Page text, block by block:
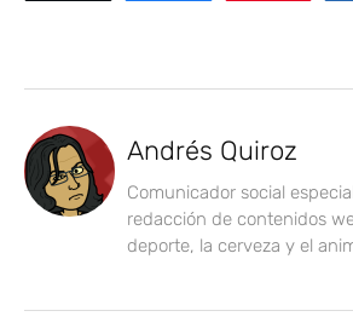
Andrés Quiroz
Comunicador social
redacción de contenidos
deporte, la cerveza y el